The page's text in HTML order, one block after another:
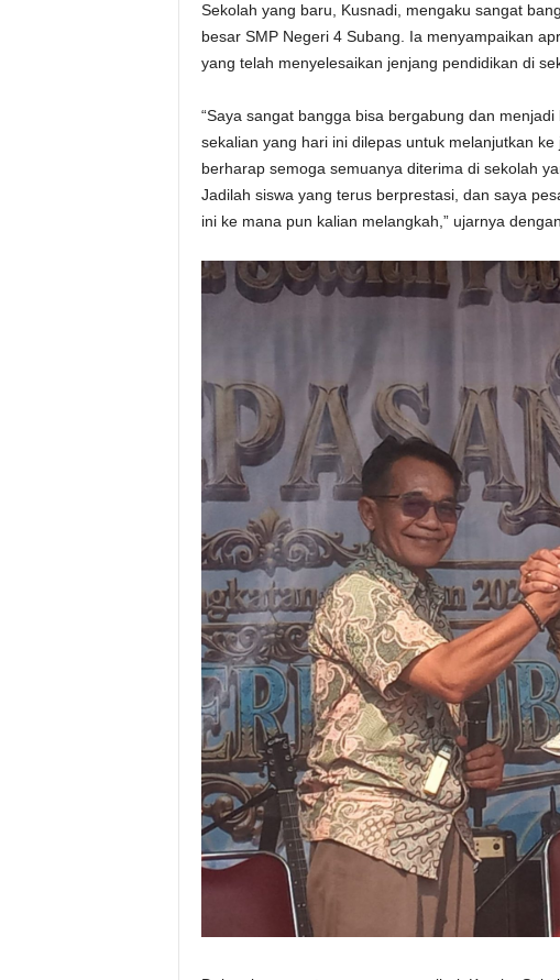
Sekolah yang baru, Kusnadi, mengaku sangat
besar SMP Negeri 4 Subang. Ia menyampaikan
yang telah menyelesaikan jenjang pendidikan di
“Saya sangat bangga bisa bergabung dan
sekalian yang hari ini dilepas untuk melanjutkan
berharap semoga semuanya diterima di sekolah
Jadilah siswa yang terus berprestasi, dan saya
ini ke mana pun kalian melangkah,” ujarnya